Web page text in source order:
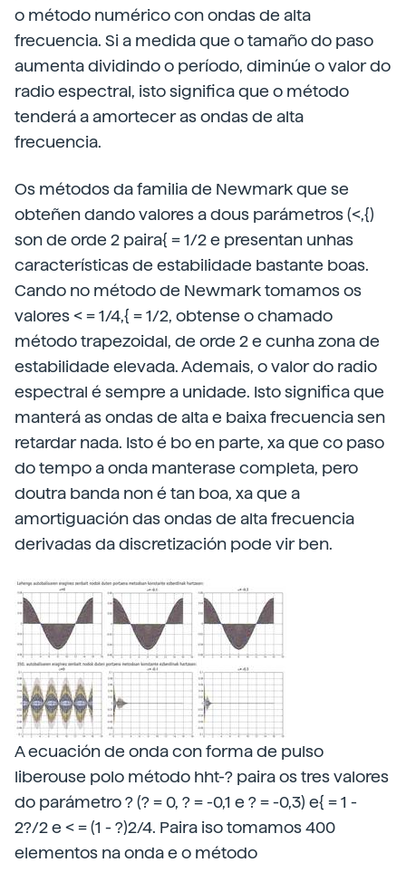
o método numérico con ondas de alta
frecuencia. Si a medida que o tamaño do paso
aumenta dividindo o período, diminúe o valor do
radio espectral, isto significa que o método
tenderá a amortecer as ondas de alta
frecuencia.
Os métodos da familia de Newmark que se
obteñen dando valores a dous parámetros (<,{)
son de orde 2 paira{ = 1/2 e presentan unhas
características de estabilidade bastante boas.
Cando no método de Newmark tomamos os
valores < = 1/4,{ = 1/2, obtense o chamado
método trapezoidal, de orde 2 e cunha zona de
estabilidade elevada. Ademais, o valor do radio
espectral é sempre a unidade. Isto significa que
manterá as ondas de alta e baixa frecuencia sen
retardar nada. Isto é bo en parte, xa que co paso
do tempo a onda manterase completa, pero
doutra banda non é tan boa, xa que a
amortiguación das ondas de alta frecuencia
derivadas da discretización pode vir ben.
A ecuación de onda con forma de pulso
liberouse polo método hht-? paira os tres valores
do parámetro ? (? = 0, ? = -0,1 e ? = -0,3) e{ = 1 -
2?/2 e < = (1 - ?)2/4. Paira iso tomamos 400
elementos na onda e o método